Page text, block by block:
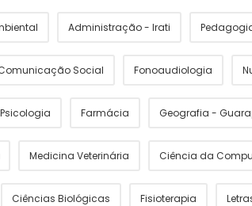
Administração - Irati
Social Fonoaudiologia
Psicologia Farmácia Geografia -
Medicina Veterinária Ciência da
Ciências Biológicas Fisioterapia